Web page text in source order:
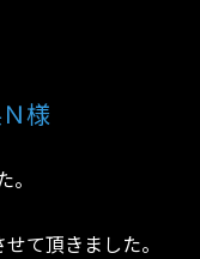
様
て頂きました。